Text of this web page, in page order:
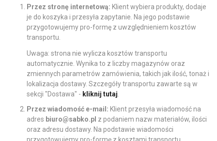
Przez stronę internetową: Klient wybiera produkty, dodaje
je do koszyka i przesyła zapytanie. Na jego podstawie
przygotowujemy pro-formę z uwzględnieniem kosztów
transportu.
Uwaga: strona nie wylicza kosztów transportu
automatycznie. Wynika to z liczby magazynów oraz
zmiennych parametrów zamówienia, takich jak ilość, tonaż i
lokalizacja dostawy. Szczegóły transportu zawarte są w
sekcji "Dostawa" - kliknij tutaj
Przez wiadomość e-mail: Klient przesyła wiadomość na
adres biuro@sabko.pl z podaniem nazw materiałów, ilości
oraz adresu dostawy. Na podstawie wiadomości
przygotowujemy pro-formę z kosztami transportu.